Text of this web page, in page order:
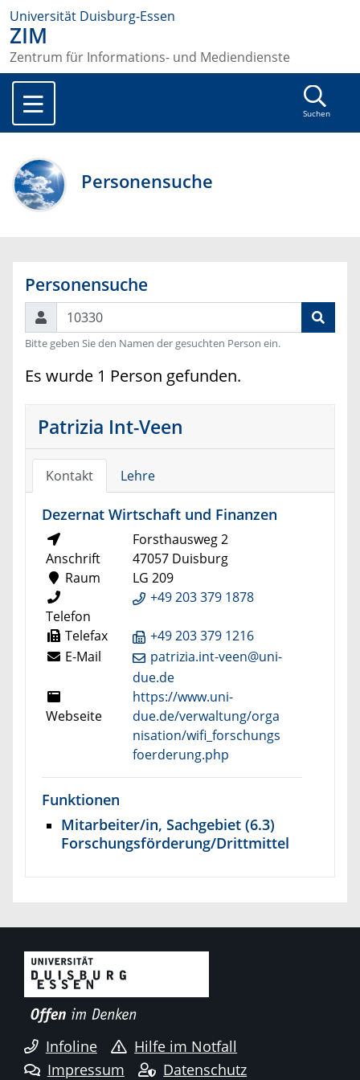
Universität Duisburg-Essen
ZIM
Zentrum für Informations- und Mediendienste
Suchen
Personensuche
Personensuche
Suchen
Bitte geben Sie den Namen der gesuchten Person ein.
Es wurde 1 Person gefunden.
Patrizia Int-Veen
Kontakt Lehre
Dezernat Wirtschaft und Finanzen
Anschrift
Forsthausweg 2
47057 Duisburg
Raum
LG 209
Telefon
+49 203 379 1878
Telefax
+49 203 379 1216
E-Mail
patrizia.int-veen@uni-
due.de
Webseite
https://www.uni-
due.de/verwaltung/orga
nisation/wifi_forschungs
foerderung.php
Funktionen
Mitarbeiter/in, Sachgebiet (6.3)
Forschungsförderung/Drittmittel
Infoline
Hilfe im Notfall
Impressum
Datenschutz